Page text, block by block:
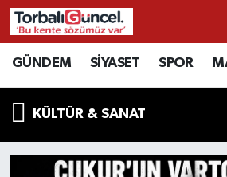
GÜNDEM SİYASET SPOR
KÜLTÜR & SANAT
İzmir Nöbetçi Eczaneler
İzmir Namaz Vakitleri